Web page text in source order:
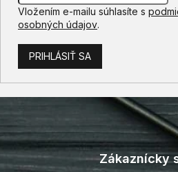
Vložením e-mailu súhlasíte s
osobných údajov.
PRIHLÁSIŤ SA
Z
á
p
ä
Zákaznícky